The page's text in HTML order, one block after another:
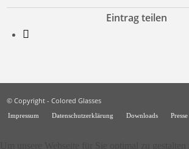
Eintrag teilen
© Copyright - Colored Glasses
Impressum Datenschutzerklärung Downloads Presse